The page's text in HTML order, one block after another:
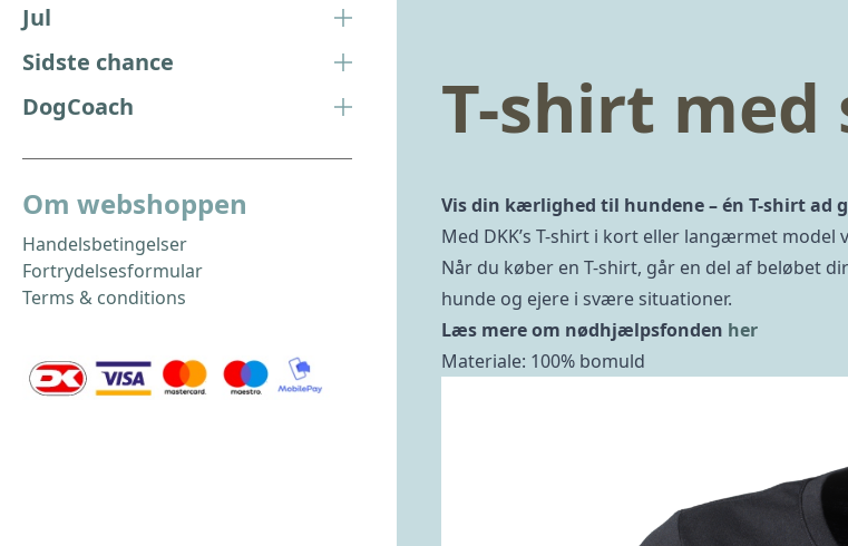
Jul
Sidste chance
DogCoach
Om webshoppen
Handelsbetingelser
Fortrydelsesformular
Terms & conditions
T-shirt med
Vis din kærlighed til hundene – én T-shirt ad
Med DKK’s T-shirt i kort eller langærmet
Når du køber en T-shirt, går en del af beløbet
hunde og ejere i svære situationer.
Læs mere om nødhjælpsfonden her
Materiale: 100% bomuld